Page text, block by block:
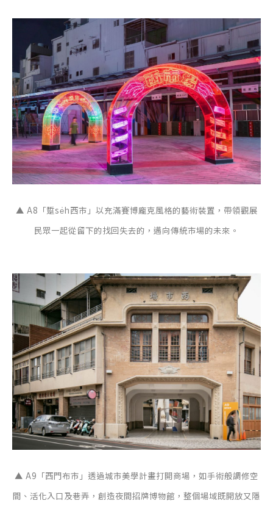
▲ A8「踅se̍h西市」以充滿賽博龐克風格的藝術裝置，帶領觀展
民眾一起從留下的找回失去的，邁向傳統市場的未來。
▲ A9「西門布市」透過城市美學計畫打開商場，如手術般調修空
間、活化入口及巷弄，創造夜間招牌博物館，整個場域既開放又隱